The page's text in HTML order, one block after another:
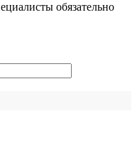
обязательно